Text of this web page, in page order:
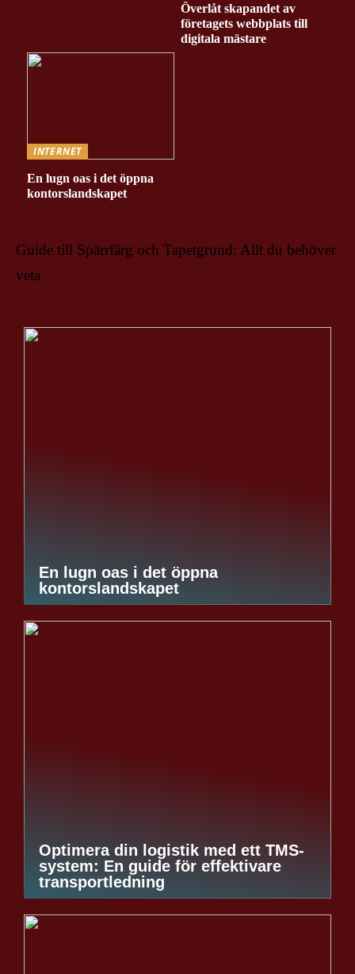
Överlåt skapandet av
företagets webbplats till
digitala mästare
INTERNET
En lugn oas i det öppna
kontorslandskapet
Guide till Spärrfärg och Tapetgrund: Allt du behöver
veta
En lugn oas i det öppna
kontorslandskapet
Optimera din logistik med ett TMS-
system: En guide för effektivare
transportledning